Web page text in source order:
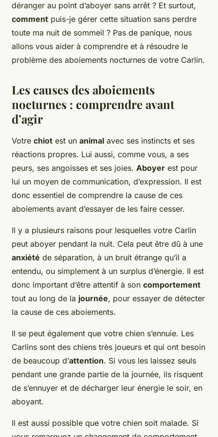
déranger au point d’aboyer sans arrêt ? Et surtout,
comment puis-je gérer cette situation sans perdre
toute ma nuit de sommeil ? Pas de panique, nous
allons vous aider à comprendre et à résoudre le
problème des aboiements nocturnes de votre Carlin.
Les causes des aboiements
nocturnes : comprendre avant
d’agir
Votre chiot est un animal avec ses instincts et ses
réactions propres. Lui aussi, comme vous, a ses
peurs, ses angoisses et ses joies. Aboyer est pour
lui un moyen de communication, d’expression. Il est
donc essentiel de comprendre la cause de ces
aboiements avant d’essayer de les faire cesser.
Il y a plusieurs raisons pour lesquelles votre Carlin
peut aboyer pendant la nuit. Cela peut être dû à une
anxiété de séparation, à un bruit étrange qu’il a
entendu, ou simplement à un surplus d’énergie. Il est
donc important d’être attentif à son comportement
tout au long de la journée, pour essayer de détecter
la cause de ces aboiements.
Il se peut également que votre chien s’ennuie. Les
Carlins sont des chiens très joueurs et qui ont besoin
de beaucoup d’attention. Si vous les laissez seuls
pendant une grande partie de la journée, ils risquent
de s’ennuyer et de décharger leur énergie le soir, en
aboyant.
Il est aussi possible que votre chien soit malade. Si